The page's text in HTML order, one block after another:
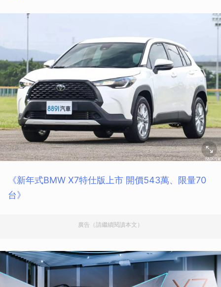
《新年式BMW X7特仕版上市 開價543萬、限量70
台》
廣告（請繼續閱讀本文）